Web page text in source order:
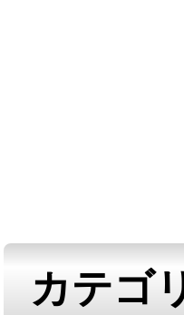
カテゴ